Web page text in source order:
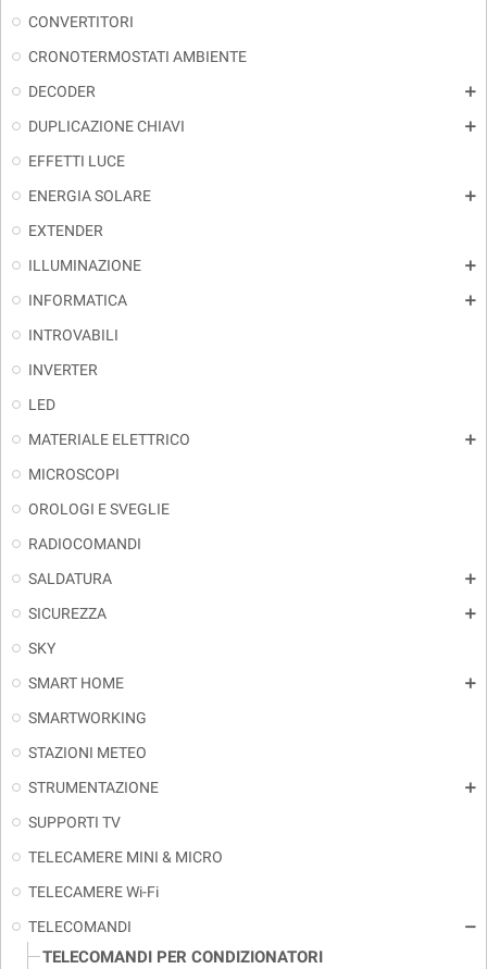
CONVERTITORI
CRONOTERMOSTATI AMBIENTE
DECODER
add
DUPLICAZIONE CHIAVI add
EFFETTI LUCE
ENERGIA SOLARE
add
EXTENDER
ILLUMINAZIONE
add
INFORMATICA add
INTROVABILI
INVERTER
LED
MATERIALE ELETTRICO
add
MICROSCOPI
OROLOGI E SVEGLIE
RADIOCOMANDI
SALDATURA
add
SICUREZZA add
SKY
SMART HOME
add
SMARTWORKING
STAZIONI METEO
STRUMENTAZIONE
add
SUPPORTI TV
TELECAMERE MINI & MICRO
TELECAMERE Wi-Fi
TELECOMANDI
remove
TELECOMANDI PER CONDIZIONATORI